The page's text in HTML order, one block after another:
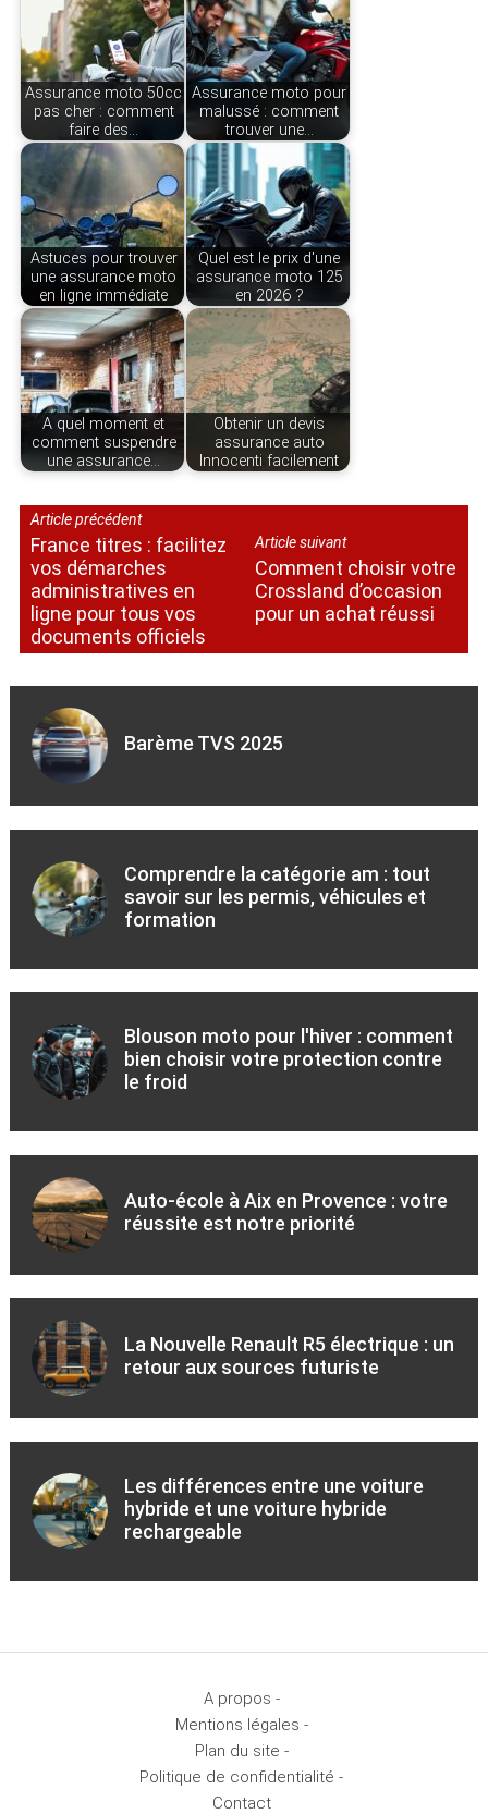
Assurance moto 50cc
pas cher : comment
faire des…
Assurance moto pour
malussé : comment
trouver une…
Astuces pour trouver
une assurance moto
en ligne immédiate
Quel est le prix d'une
assurance moto 125
en 2026 ?
A quel moment et
comment suspendre
une assurance…
Obtenir un devis
assurance auto
Innocenti facilement
Article précédent
France titres : facilitez
vos démarches
administratives en
ligne pour tous vos
documents officiels
Article suivant
Comment choisir votre
Crossland d’occasion
pour un achat réussi
Barème TVS 2025
Comprendre la catégorie am : tout
savoir sur les permis, véhicules et
formation
Blouson moto pour l'hiver : comment
bien choisir votre protection contre
le froid
Auto-école à Aix en Provence : votre
réussite est notre priorité
La Nouvelle Renault R5 électrique : un
retour aux sources futuriste
Les différences entre une voiture
hybride et une voiture hybride
rechargeable
A propos -
Mentions légales -
Plan du site -
Politique de confidentialité -
Contact